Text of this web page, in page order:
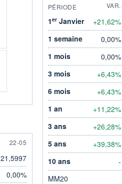
22 MAY
22-05
21,5997
0,00%
PÉRIODE VAR.
1erJanvier +21,62%
1 semaine
0,00%
1 mois
0,00%
3 mois
+6,43%
6 mois
+6,43%
1 an
+11,22%
3 ans
+26,28%
5 ans
+39,38%
10 ans
-
MM20